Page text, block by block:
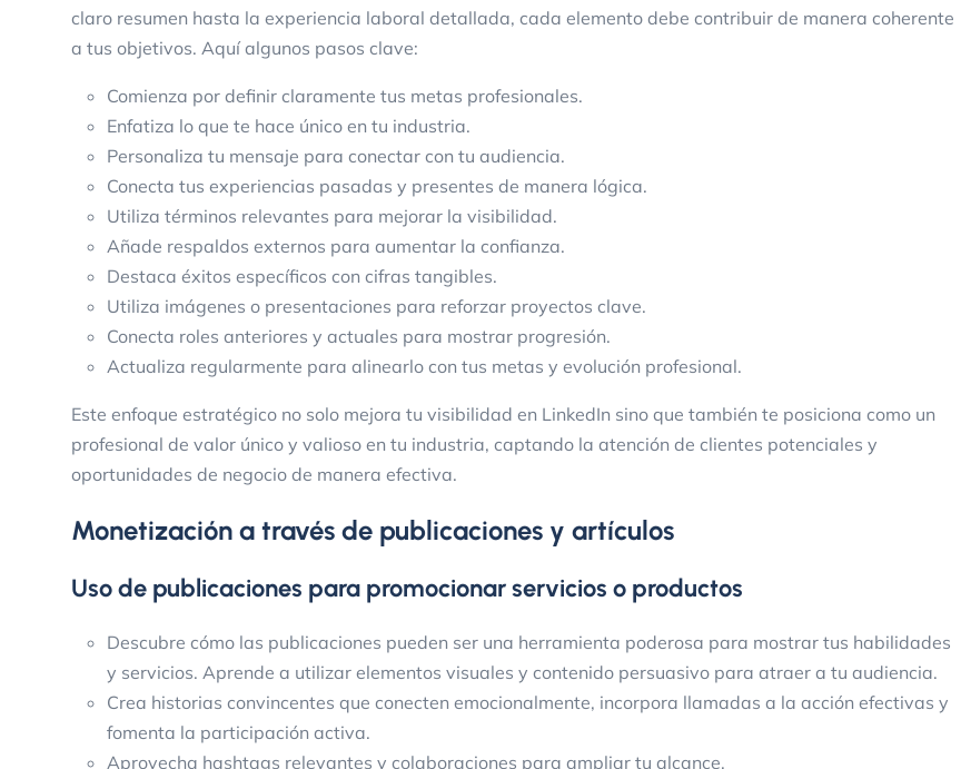
claro resumen hasta la experiencia laboral detallada, cada elemento debe contribuir de manera coherente
a tus objetivos. Aquí algunos pasos clave:
Comienza por definir claramente tus metas profesionales.
Enfatiza lo que te hace único en tu industria.
Personaliza tu mensaje para conectar con tu audiencia.
Conecta tus experiencias pasadas y presentes de manera lógica.
Utiliza términos relevantes para mejorar la visibilidad.
Añade respaldos externos para aumentar la confianza.
Destaca éxitos específicos con cifras tangibles.
Utiliza imágenes o presentaciones para reforzar proyectos clave.
Conecta roles anteriores y actuales para mostrar progresión.
Actualiza regularmente para alinearlo con tus metas y evolución profesional.
Este enfoque estratégico no solo mejora tu visibilidad en LinkedIn sino que también te posiciona como un
profesional de valor único y valioso en tu industria, captando la atención de clientes potenciales y
oportunidades de negocio de manera efectiva.
Monetización a través de publicaciones y artículos
Uso de publicaciones para promocionar servicios o productos
Descubre cómo las publicaciones pueden ser una herramienta poderosa para mostrar tus habilidades
y servicios. Aprende a utilizar elementos visuales y contenido persuasivo para atraer a tu audiencia.
Crea historias convincentes que conecten emocionalmente, incorpora llamadas a la acción efectivas y
fomenta la participación activa.
Aprovecha hashtags relevantes y colaboraciones para ampliar tu alcance.